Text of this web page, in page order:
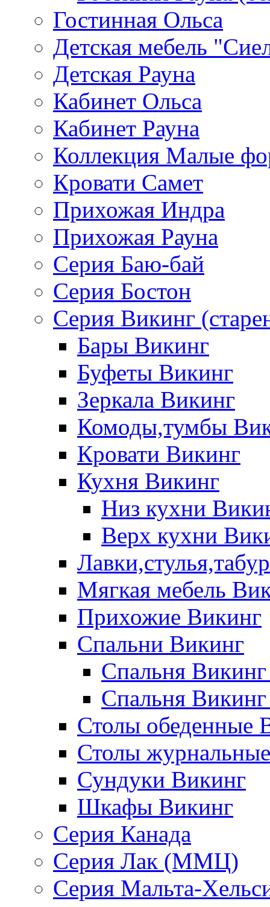
Гостинная Ольса
Детская мебель
Детская Рауна
Кабинет Ольса
Кабинет Рауна
Коллекция Малые
Кровати Самет
Прихожая Индра
Прихожая Рауна
Серия Баю-бай
Серия Бостон
Серия Викинг
Бары Викинг
Буфеты Викинг
Зеркала Викинг
Комоды,тумбы
Кровати Викинг
Кухня Викинг
Низ кухни
Верх кухни
Мягкая мебель
Прихожие Викинг
Спальни Викинг
Спальня
Спальня
Столы обеденные
Столы
Сундуки Викинг
Шкафы Викинг
Серия Канада
Серия Лак (ММЦ)
Серия Мальта-